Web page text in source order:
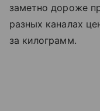
заметно дороже
разных каналах
за килограмм.